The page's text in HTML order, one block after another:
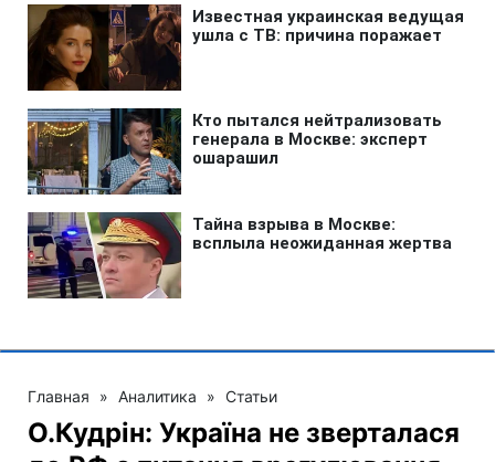
Главная » Аналитика » Статьи
О.Кудрін: Україна не зверталася